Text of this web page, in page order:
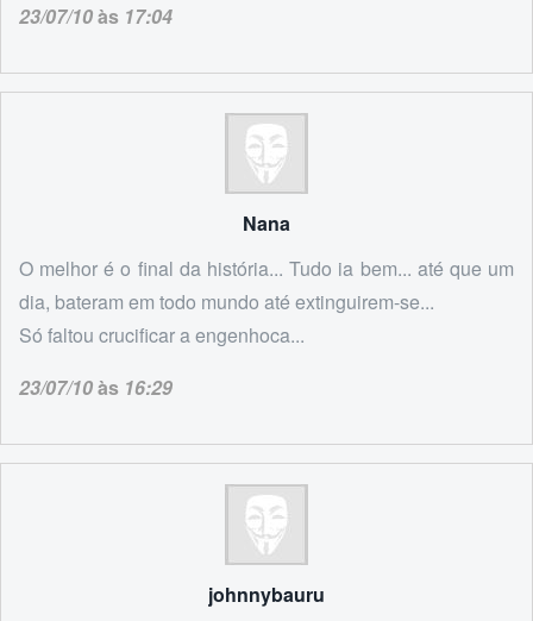
23/07/10às 17:04
Nana
O melhor é o final da história... Tudo ia bem... até que um
dia, bateram em todo mundo até extinguirem-se...
Só faltou crucificar a engenhoca...
23/07/10às 16:29
johnnybauru